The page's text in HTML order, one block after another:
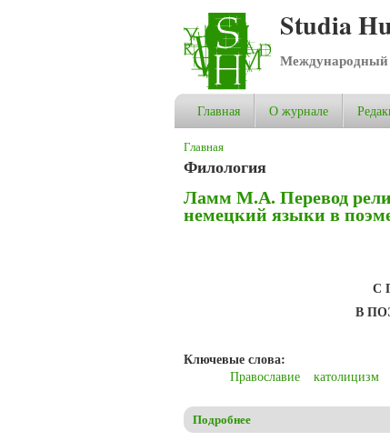
Studia
Международный
Главная О журнале
Вы здесь
Главная
Филология
Ламм М.А. Перевод
немецкий языки в
С
В
Ключевые слова:
Православие католицизм
Подробнее